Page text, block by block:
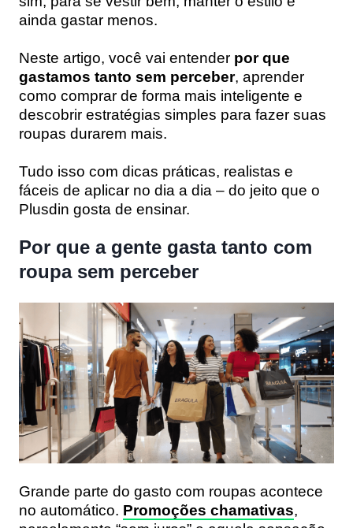
ainda gastar menos.
Neste artigo, você vai entender por que
gastamos tanto sem perceber, aprender
como comprar de forma mais inteligente e
descobrir estratégias simples para fazer suas
roupas durarem mais.
Tudo isso com dicas práticas, realistas e
fáceis de aplicar no dia a dia – do jeito que o
Plusdin gosta de ensinar.
Por que a gente gasta tanto com
roupa sem perceber
Grande parte do gasto com roupas acontece
no automático. Promoções chamativas,